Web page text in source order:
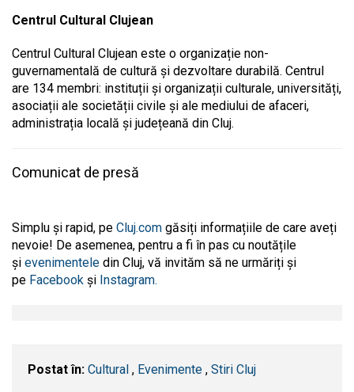
Centrul Cultural Clujean
Centrul Cultural Clujean este o organizație non-
guvernamentală de cultură și dezvoltare durabilă. Centrul
are 134 membri: instituții și organizații culturale, universități,
asociații ale societății civile și ale mediului de afaceri,
administrația locală și județeană din Cluj.
Comunicat de presă
Simplu și rapid, pe Cluj.com găsiți informațiile de care aveți
nevoie! De asemenea, pentru a fi în pas cu noutățile
și evenimentele din Cluj, vă invităm să ne urmăriți și
pe Facebook și Instagram.
Postat în: Cultural , Evenimente , Stiri Cluj